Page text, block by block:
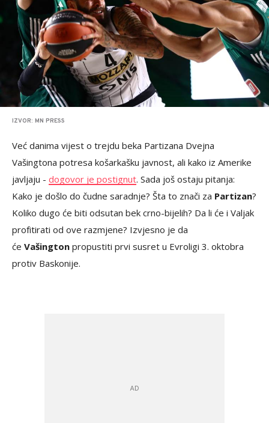
IZVOR: MN PRESS
Već danima vijest o trejdu beka Partizana Dvejna
Vašingtona potresa košarkašku javnost, ali kako iz Amerike
javljaju - dogovor je postignut. Sada još ostaju pitanja:
Kako je došlo do čudne saradnje? Šta to znači za Partizan?
Koliko dugo će biti odsutan bek crno-bijelih? Da li će i Valjak
profitirati od ove razmjene? Izvjesno je da
će Vašington propustiti prvi susret u Evroligi 3. oktobra
protiv Baskonije.